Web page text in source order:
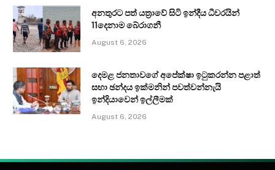
අනතුරට පත් යත්‍රාවේ සිටි ඉන්දීය ධීවරයින්
11දෙනාම බේරාගනී
August 6, 2026
දෙමළ ජනතාවගේ අපේක්ෂා ඉටුකරන්න පළාත්
සභා ඡන්දය ඉක්මනින් පවත්වන්නැයි
ඉන්දියාවෙන් ඉල්ලීමක්
August 6, 2026